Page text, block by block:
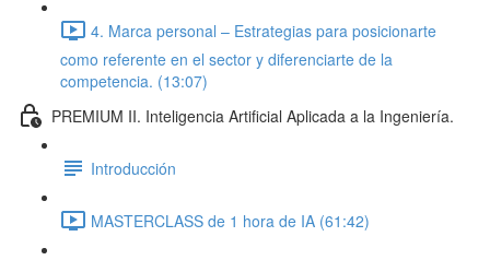
4. Marca personal – Estrategias para posicionarte
como referente en el sector y diferenciarte de la
competencia. (13:07)
PREMIUM II. Inteligencia Artificial Aplicada a la Ingeniería.
Introducción
MASTERCLASS de 1 hora de IA (61:42)